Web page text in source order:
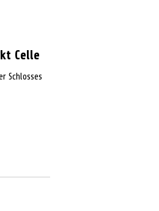
Celle
Schlosses